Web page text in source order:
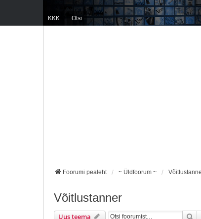
KKK Otsi
Foorumi pealeht ~ Üldfoorum ~
Võitlustanner
Uus teema